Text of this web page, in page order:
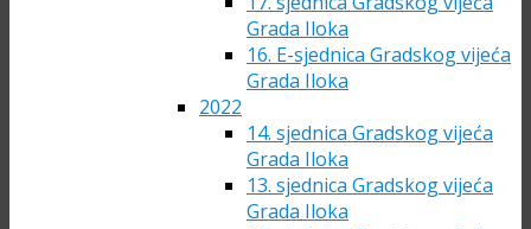
Grada Iloka
16. E-sjednica Gradskog vijeća
Grada Iloka
2022
14. sjednica Gradskog vijeća
Grada Iloka
13. sjednica Gradskog vijeća
Grada Iloka